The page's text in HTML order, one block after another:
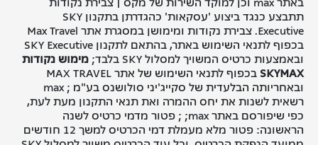
תתבצע כנגד ביצוע 'עסקאות' כהגדרתן בתקנון SKY
Executive. צבירת נקודות ומימושן במסגרת אתר Max Travel
בכפוף לתנאי השימוש באתר, בהתאם לתקנון SKY Executive
ובאמצעות כרטיס המשויך למסלול SKY בלבד;
מימוש נקודות
SKYMAX
בכפוף לתנאי השימוש של אתר MAX TRAVEL
ובאחריותה הבלעדית של סקייג'יני סולושנס בע"מ
; max
רשאית לשנות את יחס ההמרה ואת תנאי התקנון מעת לעת,
כפי שיפורסם באתר max; ; פטור מדמי כרטיס לשנה
הראשונה: פטור מלא מעמלת דמי הכרטיס למשך 12 חודשים